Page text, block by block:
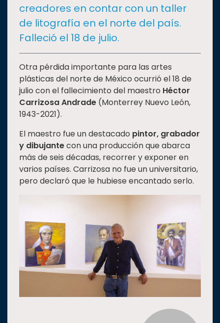
SUSTENTABILIDAD
TEMAS
Oferta
educativa
Rectoría
Investigación
Internacionalización
Responsabilidad
Historia
Universiada
Nacional
creadores en contar con un taller
de litografía en el norte del país.
Falleció el 18 de julio.
Otra pérdida importante para las artes
plásticas del norte de México ocurrió el 18 de
julio con el fallecimiento del maestro Héctor
Carrizosa Andrade (Monterrey Nuevo León,
1943-2021).
El maestro fue un destacado pintor, grabador
y dibujantecon una producción que abarca
más de seis décadas, recorrer y exponer en
varios países. Carrizosa no fue un universitario,
pero declaró que le hubiese encantado serlo.